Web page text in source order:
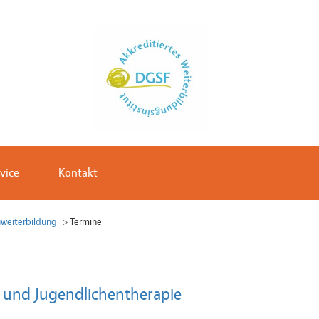
Kontakt
Termine
Jugendlichentherapie